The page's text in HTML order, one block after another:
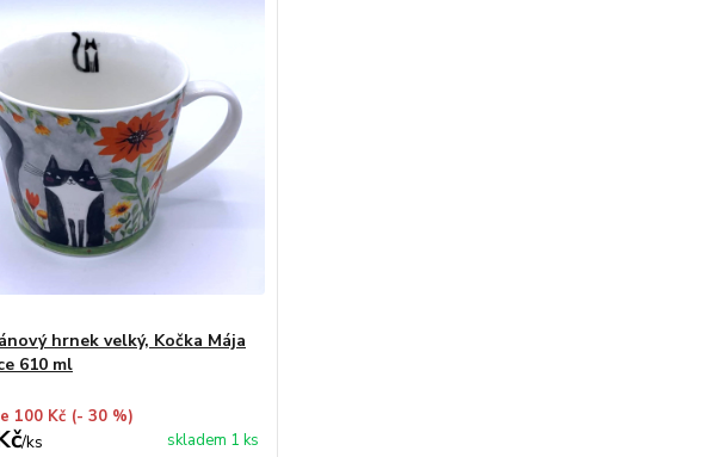
hrnek velký, Kočka Mája
610 ml
100 Kč (- 30 %)
/ks skladem 1 ks